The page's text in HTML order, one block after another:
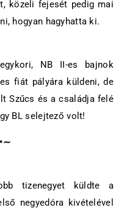
közeli fejesét pedig mai
hogyan hagyhatta ki.
NB II-es bajnok
fiát pályára küldeni, de
Szűcs és a családja felé
BL selejtező volt!
tizenegyet küldte a
negyedóra kivételével